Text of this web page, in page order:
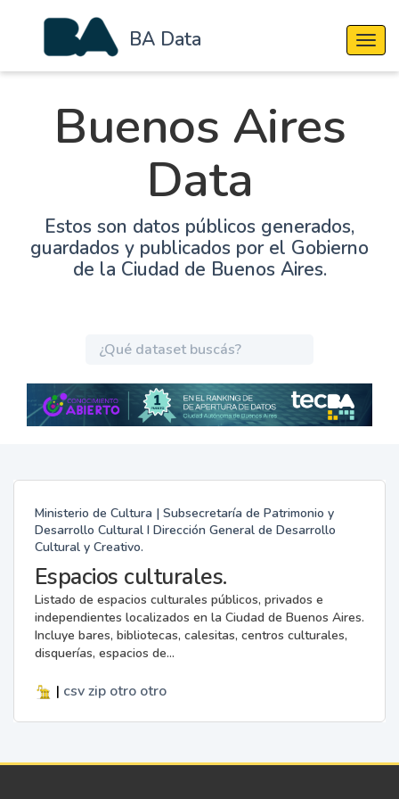
BA Data
Buenos Aires
Data
Estos son datos públicos generados,
guardados y publicados por el Gobierno
de la Ciudad de Buenos Aires.
Ministerio de Cultura | Subsecretaría de Patrimonio y
Desarrollo Cultural I Dirección General de Desarrollo
Cultural y Creativo.
Espacios culturales.
Listado de espacios culturales públicos, privados e
independientes localizados en la Ciudad de Buenos Aires.
Incluye bares, bibliotecas, calesitas, centros culturales,
disquerías, espacios de...
| csv zip otro otro